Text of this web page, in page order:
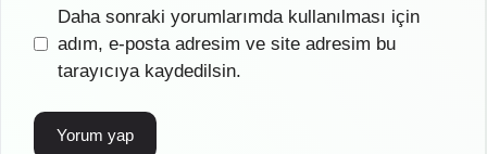
İnternet
sitesi
Daha sonraki yorumlarımda kullanılması için
adım, e-posta adresim ve site adresim bu
tarayıcıya kaydedilsin.